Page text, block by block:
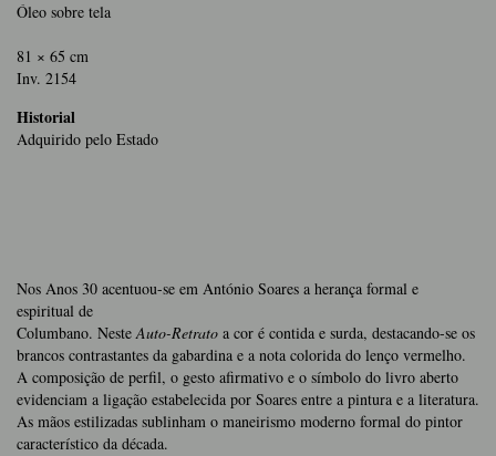
Óleo sobre tela
81 × 65 cm
Inv. 2154
Historial
Adquirido pelo Estado
Nos Anos 30 acentuou-se em António Soares a herança formal e
espiritual de
Columbano. NesteAuto-Retrato a cor é contida e surda, destacando-se os
brancos contrastantes da gabardina e a nota colorida do lenço vermelho.
A composição de perfil, o gesto afirmativo e o símbolo do livro aberto
evidenciam a ligação estabelecida por Soares entre a pintura e a literatura.
As mãos estilizadas sublinham o maneirismo moderno formal do pintor
característico da década.